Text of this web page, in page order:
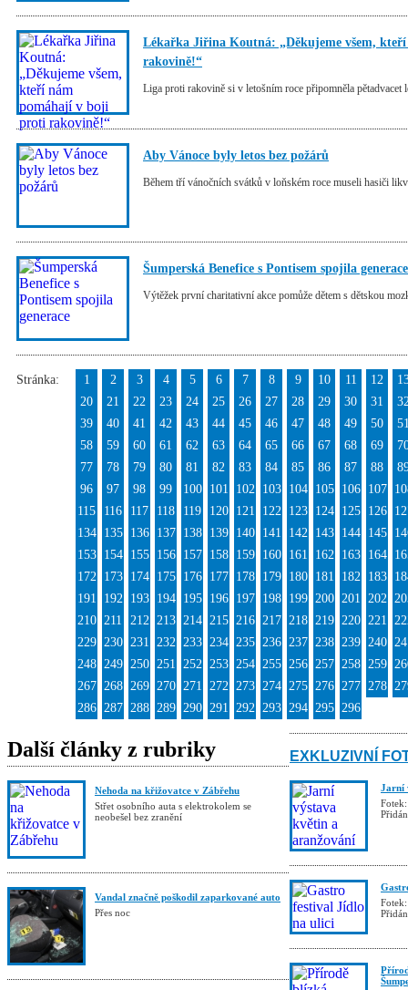
Lékařka Jiřina Koutná: „Děkujeme všem,
rakovině!“
Liga proti rakovině si v letošním roce připomněla
Aby Vánoce byly letos bez požárů
Během tří vánočních svátků v loňském roce museli hasiči
Šumperská Benefice s Pontisem spojila generace
Výtěžek první charitativní akce pomůže dětem s dětskou
Stránka: 1 2 3 4 5 6 7 8 9 10 11 12
20
21 22 23 24 25 26 27 28 29 30 31
39
40 41 42 43 44 45 46 47 48 49 50
58
59 60 61 62 63 64 65 66 67 68 69
77
78 79 80 81 82 83 84 85 86 87 88
96
97 98 99 100 101 102 103 104 105 106 107
115
116 117 118 119 120 121 122 123 124 125 126
134
135 136 137 138 139 140 141 142 143 144 145
153
154 155 156 157 158 159 160 161 162 163 164
172
173 174 175 176 177 178 179 180 181 182 183
191
192 193 194 195 196 197 198 199 200 201 202
210 211 212 213 214 215 216 217 218 219 220 221
229 230 231 232 233 234 235 236 237 238 239 240
248 249 250 251 252 253 254 255 256 257 258 259
267 268 269 270 271 272 273 274 275 276 277 278
286 287 288 289 290 291 292 293 294 295 296
Další články z rubriky
Nehoda na křižovatce v Zábřehu
Střet osobního auta s elektrokolem se
neobešel bez zranění
Vandal značně poškodil zaparkované auto
Přes noc
EXKLUZIVNÍ
Jarní